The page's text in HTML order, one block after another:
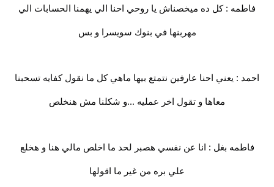
فاطمه : كل ده ميخصناش يا روحي احنا الي يهمنا الحسابات الي
مهربنها في بنوك سويسرا و بس
احمد : يعني احنا عارفين نتمتع بيها ماهي كل ما نقول كفايه تسحبنا
معاها و تقول اخر عمليه ...و شكلنا مش هنخلص
فاطمه بغل : انا عن نفسي هصبر لحد ما اخلص مالي هنا و هخلع
علي بره من غير ما اقولها